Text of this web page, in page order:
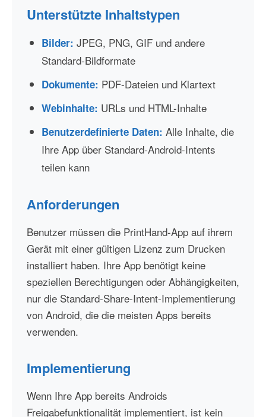
Unterstützte Inhaltstypen
Bilder: JPEG, PNG, GIF und andere
Standard-Bildformate
Dokumente: PDF-Dateien und Klartext
Webinhalte: URLs und HTML-Inhalte
Benutzerdefinierte Daten: Alle Inhalte, die
Ihre App über Standard-Android-Intents
teilen kann
Anforderungen
Benutzer müssen die PrintHand-App auf ihrem
Gerät mit einer gültigen Lizenz zum Drucken
installiert haben. Ihre App benötigt keine
speziellen Berechtigungen oder Abhängigkeiten,
nur die Standard-Share-Intent-Implementierung
von Android, die die meisten Apps bereits
verwenden.
Implementierung
Wenn Ihre App bereits Androids
Freigabefunktionalität implementiert, ist kein